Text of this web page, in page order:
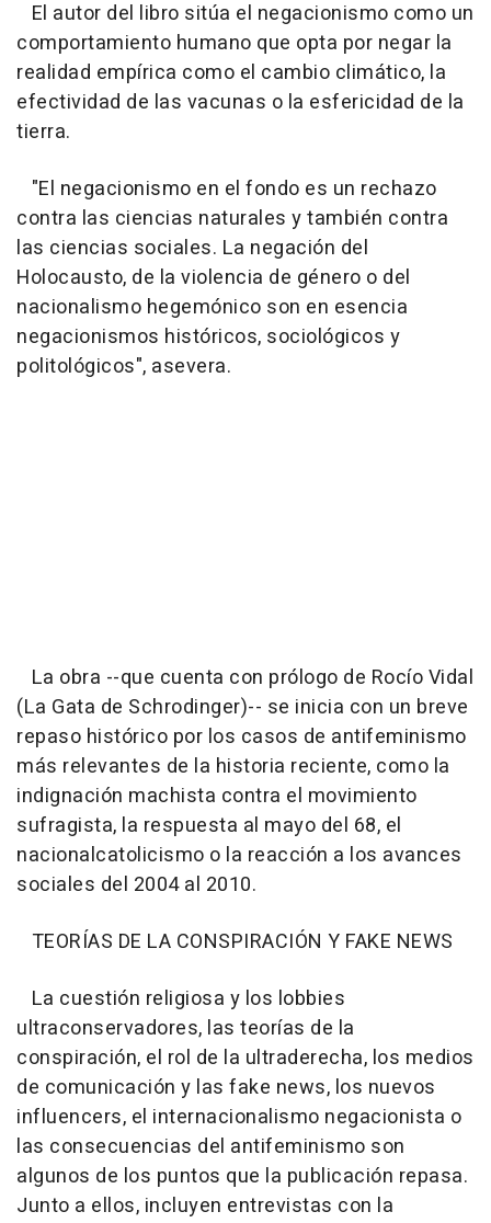
El autor del libro sitúa el negacionismo como un
comportamiento humano que opta por negar la
realidad empírica como el cambio climático, la
efectividad de las vacunas o la esfericidad de la
tierra.
"El negacionismo en el fondo es un rechazo
contra las ciencias naturales y también contra
las ciencias sociales. La negación del
Holocausto, de la violencia de género o del
nacionalismo hegemónico son en esencia
negacionismos históricos, sociológicos y
politológicos", asevera.
La obra --que cuenta con prólogo de Rocío Vidal
(La Gata de Schrodinger)-- se inicia con un breve
repaso histórico por los casos de antifeminismo
más relevantes de la historia reciente, como la
indignación machista contra el movimiento
sufragista, la respuesta al mayo del 68, el
nacionalcatolicismo o la reacción a los avances
sociales del 2004 al 2010.
TEORÍAS DE LA CONSPIRACIÓN Y FAKE NEWS
La cuestión religiosa y los lobbies
ultraconservadores, las teorías de la
conspiración, el rol de la ultraderecha, los medios
de comunicación y las fake news, los nuevos
influencers, el internacionalismo negacionista o
las consecuencias del antifeminismo son
algunos de los puntos que la publicación repasa.
Junto a ellos, incluyen entrevistas con la